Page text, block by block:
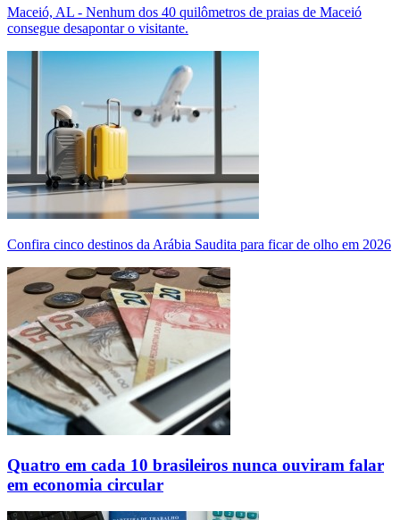
Maceió, AL - Nenhum dos 40 quilômetros de praias de Maceió
consegue desapontar o visitante.
Confira cinco destinos da Arábia Saudita para ficar de olho em 2026
Quatro em cada 10 brasileiros nunca ouviram falar
em economia circular